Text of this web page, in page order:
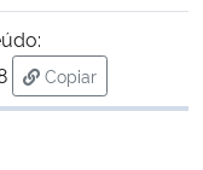
Copiar
para área de